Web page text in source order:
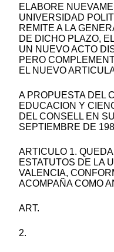
ELABORE
UNIVERSIDAD
REMITE A LA
DE DICHO PLAZO,
UN NUEVO ACTO
PERO
EL NUEVO
A PROPUESTA DEL
EDUCACION Y
DEL CONSELL EN
SEPTIEMBRE DE
ARTICULO 1.
ESTATUTOS DE LA
VALENCIA,
ACOMPAÑA COMO
ART.
2.